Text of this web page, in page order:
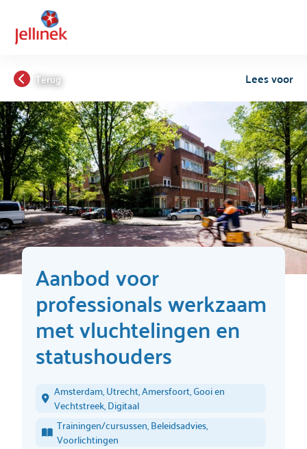
Aanbod voor
professionals werkzaam
met vluchtelingen en
statushouders
Amsterdam, Utrecht, Amersfoort, Gooi en
Vechtstreek, Digitaal
Trainingen/cursussen, Beleidsadvies,
Voorlichtingen
Terug Lees voor